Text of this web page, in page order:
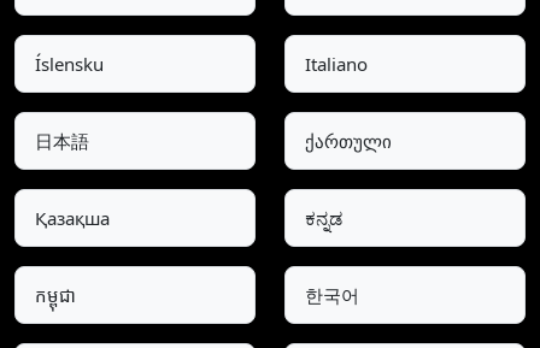
Íslensku Italiano
日本語 ქართული
Қазақша ಕನ್ನಡ
កម្ពុជា 한국어